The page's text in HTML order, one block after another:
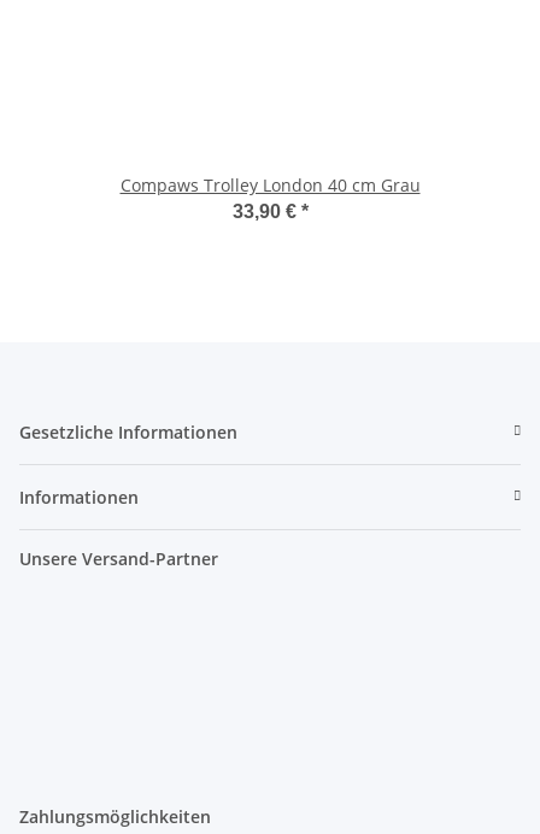
Compaws Trolley London 40 cm Grau
33,90 € *
Gesetzliche Informationen
Informationen
Unsere Versand-Partner
Zahlungsmöglichkeiten